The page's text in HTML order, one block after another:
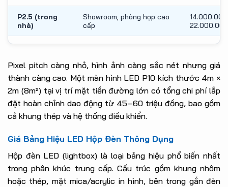
P2.5 (trong
nhà)
Showroom, phòng họp cao
cấp
22.000.000
Pixel pitch càng nhỏ, hình ảnh càng sắc nét nhưng giá
thành càng cao. Một màn hình LED P10 kích thước 4m ×
2m (8m²) tại vị trí mặt tiền đường lớn có tổng chi phí lắp
đặt hoàn chỉnh dao động từ 45–60 triệu đồng, bao gồm
cả khung thép và hệ thống điều khiển.
Giá Bảng Hiệu LED Hộp Đèn Thông Dụng
Hộp đèn LED (lightbox) là loại bảng hiệu phổ biến nhất
trong phân khúc trung cấp. Cấu trúc gồm khung nhôm
hoặc thép, mặt mica/acrylic in hình, bên trong gắn đèn